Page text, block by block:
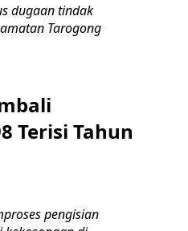
dugaan tindak
Tarogong
Terisi Tahun
pengisian